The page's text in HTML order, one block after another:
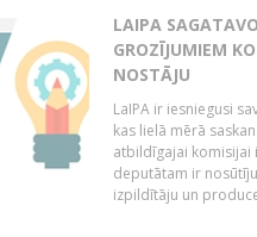
LAIPA
GROZĪJUMIEM
NOSTĀJU
LaIPA ir iesniegusi
kas lielā mērā
atbildīgajai komisijai
deputātam ir
izpildītāju un